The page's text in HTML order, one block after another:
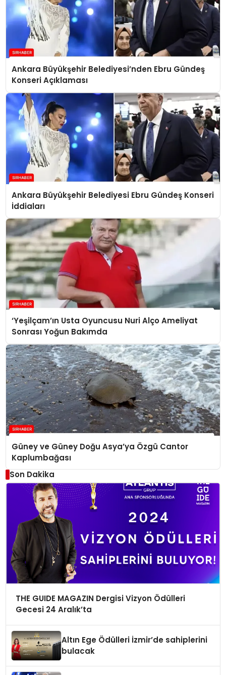
Ankara Büyükşehir Belediyesi’nden Ebru Gündeş
Konseri Açıklaması
Ankara Büyükşehir Belediyesi Ebru Gündeş Konseri
İddiaları
‘Yeşilçam’ın Usta Oyuncusu Nuri Alço Ameliyat
Sonrası Yoğun Bakımda
Güney ve Güney Doğu Asya’ya Özgü Cantor
Kaplumbağası
Son Dakika
THE GUIDE MAGAZIN Dergisi Vizyon Ödülleri
Gecesi 24 Aralık’ta
Altın Ege Ödülleri İzmir’de sahiplerini
bulacak